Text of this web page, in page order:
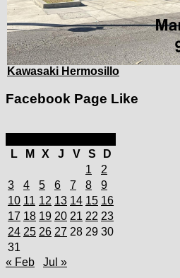
Kawasaki Hermosillo
Facebook Page Like
L
M X J V S
D
1
2
3
4 5 6 7 8
9
10 11 12 13 14 15 16
17 18 19 20 21 22 23
24 25 26 27 28 29 30
31
« Feb
Jul »